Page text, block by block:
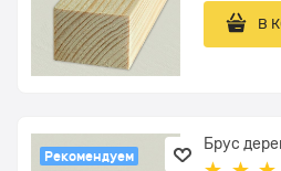
В
Рекомендуем
Брус